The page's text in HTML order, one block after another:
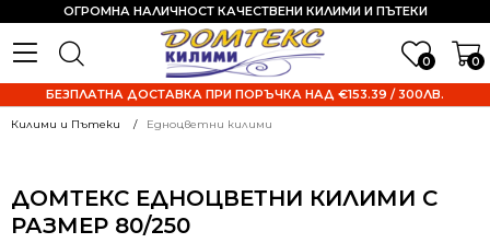
0 0
ОГРОМНА НАЛИЧНОСТ КАЧЕСТВЕНИ КИЛИМИ И ПЪТЕКИ
БЕЗПЛАТНА ДОСТАВКА ПРИ ПОРЪЧКА НАД €153.39 / 300ЛВ.
Килими и Пътеки Едноцветни килими
ДОМТЕКС ЕДНОЦВЕТНИ КИЛИМИ С
РАЗМЕР 80/250